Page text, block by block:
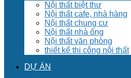
Nội thất biệt thư
Nội thất cafe, nhà hàng
Nội thất chung cư
Nội thất nhà ống
Nội thất văn phòng
thiết kế thi công nội thất
DỰ ÁN